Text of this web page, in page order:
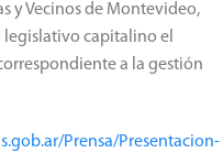
y Vecinos de Montevideo,
legislativo capitalino el
a la gestión
Prensa/Presentacion-